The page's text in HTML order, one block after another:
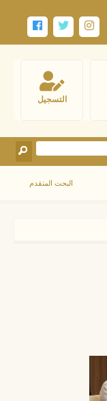
التسجيل
البحث المتقدم